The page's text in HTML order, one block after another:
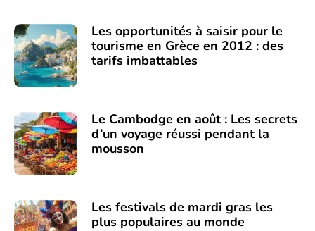
Les opportunités à saisir pour le
tourisme en Grèce en 2012 : des
tarifs imbattables
Le Cambodge en août : Les secrets
d’un voyage réussi pendant la
mousson
Les festivals de mardi gras les
plus populaires au monde